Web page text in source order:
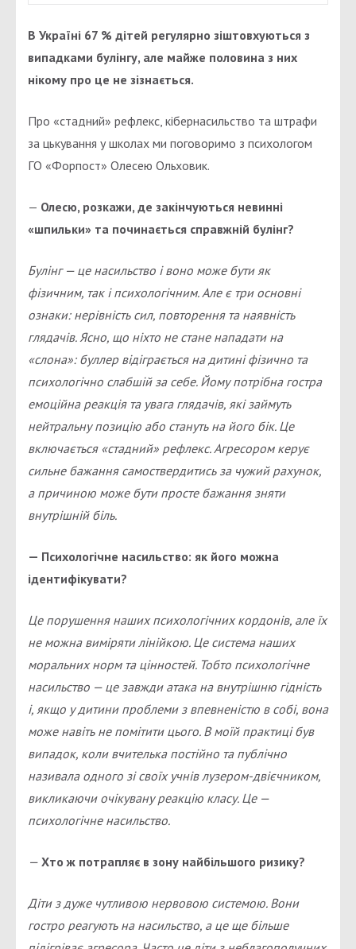
В Україні 67 % дітей регулярно зіштовхуються з
випадками булінгу, але майже половина з них
нікому про це не зізнається.
Про «стадний» рефлекс, кібернасильство та штрафи
за цькування у школах ми поговоримо з психологом
ГО «Форпост» Олесею Ольховик.
— Олесю, розкажи, де закінчуються невинні
«шпильки» та починається справжній булінг?
Булінг — це насильство і воно може бути як
фізичним, так і психологічним. Але є три основні
ознаки: нерівність сил, повторення та наявність
глядачів. Ясно, що ніхто не стане нападати на
«слона»: буллер відіграється на дитині фізично та
психологічно слабшій за себе. Йому потрібна гостра
емоційна реакція та увага глядачів, які займуть
нейтральну позицію або стануть на його бік. Це
включається «стадний» рефлекс. Агресором керує
сильне бажання самоствердитись за чужий рахунок,
а причиною може бути просте бажання зняти
внутрішній біль.
— Психологічне насильство: як його можна
ідентифікувати?
Це порушення наших психологічних кордонів, але їх
не можна виміряти лінійкою. Це система наших
моральних норм та цінностей. Тобто психологічне
насильство — це завжди атака на внутрішню гідність
і, якщо у дитини проблеми з впевненістю в собі, вона
може навіть не помітити цього. В моїй практиці був
випадок, коли вчителька постійно та публічно
називала одного зі своїх учнів лузером-двієчником,
викликаючи очікувану реакцію класу. Це —
психологічне насильство.
— Хто ж потрапляє в зону найбільшого ризику?
Діти з дуже чутливою нервовою системою. Вони
гостро реагують на насильство, а це ще більше